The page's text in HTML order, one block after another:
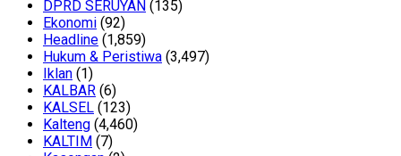
DPRD SERUYAN (135)
Ekonomi (92)
Headline (1,859)
Hukum & Peristiwa (3,497)
Iklan (1)
KALBAR (6)
KALSEL (123)
Kalteng (4,460)
KALTIM (7)